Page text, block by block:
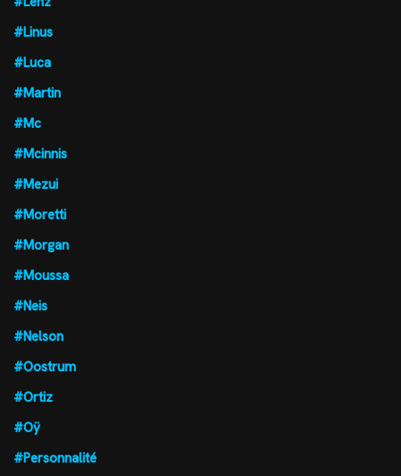
#Linus
#Luca
#Martin
#Mc
#Mcinnis
#Mezui
#Moretti
#Morgan
#Moussa
#Neis
#Nelson
#Oostrum
#Ortiz
#Oÿ
#Personnalité